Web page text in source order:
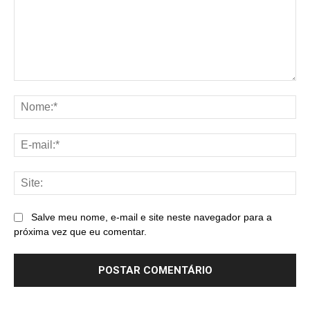
Salve meu nome, e-mail e site neste navegador para a
próxima vez que eu comentar.